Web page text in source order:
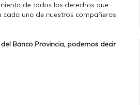
de todos los derechos que
uno de nuestros compañeros
Banco Provincia, podemos decir